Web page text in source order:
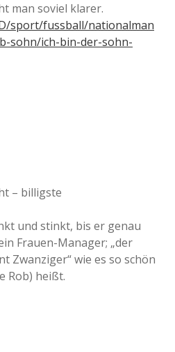
man soviel klarer.
sport/fussball/nationalman
sohn/ich-bin-der-sohn-
– billigste
und stinkt, bis er genau
Frauen-Manager; „der
Zwanziger“ wie es so schön
Rob) heißt.